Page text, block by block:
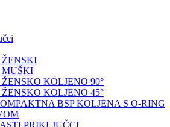
ŽENSKI
MUŠKI
ŽENSKO KOLJENO 90°
ŽENSKO KOLJENO 45°
BSP KOLJENA S O-RING
PRIKLJUČCI